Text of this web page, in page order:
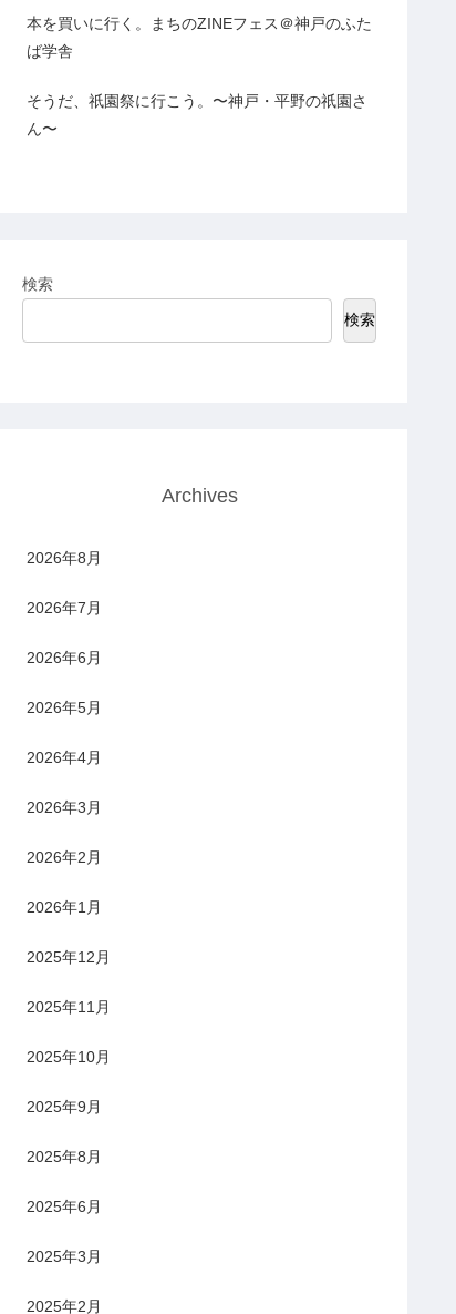
本を買いに行く。まちのZINEフェス＠神戸のふた
ば学舎
そうだ、祇園祭に行こう。〜神戸・平野の祇園さ
ん〜
検索
検索
Archives
2026年8月
2026年7月
2026年6月
2026年5月
2026年4月
2026年3月
2026年2月
2026年1月
2025年12月
2025年11月
2025年10月
2025年9月
2025年8月
2025年6月
2025年3月
2025年2月